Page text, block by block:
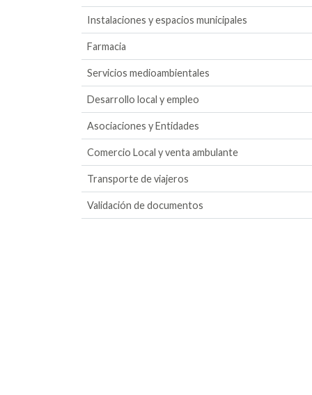
Instalaciones y espacios municipales
Farmacia
Servicios medioambientales
Desarrollo local y empleo
Asociaciones y Entidades
Comercio Local y venta ambulante
Transporte de viajeros
Validación de documentos